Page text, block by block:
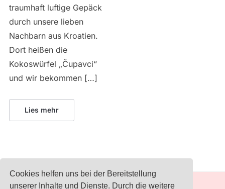
Cookies helfen uns bei der Bereitstellung
unserer Inhalte und Dienste. Durch die weitere
traumhaft luftige Gepäck
durch unsere lieben
Nachbarn aus Kroatien.
Dort heißen die
Kokoswürfel „Čupavci“
und wir bekommen […]
Lies mehr